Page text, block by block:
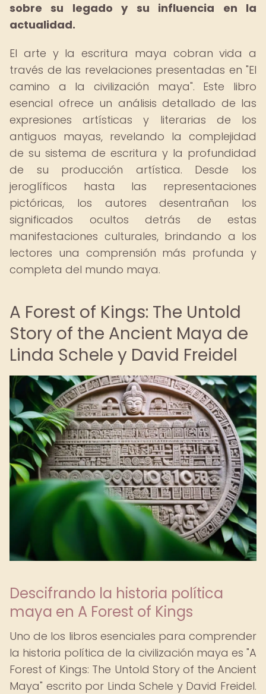
sobre su legado y su influencia en la
actualidad.
El arte y la escritura maya cobran vida a
través de las revelaciones presentadas en "El
camino a la civilización maya". Este libro
esencial ofrece un análisis detallado de las
expresiones artísticas y literarias de los
antiguos mayas, revelando la complejidad
de su sistema de escritura y la profundidad
de su producción artística. Desde los
jeroglíficos hasta las representaciones
pictóricas, los autores desentrañan los
significados ocultos detrás de estas
manifestaciones culturales, brindando a los
lectores una comprensión más profunda y
completa del mundo maya.
A Forest of Kings: The Untold
Story of the Ancient Maya de
Linda Schele y David Freidel
Descifrando la historia política
maya en A Forest of Kings
Uno de los libros esenciales para comprender
la historia política de la civilización maya es "A
Forest of Kings: The Untold Story of the Ancient
Maya" escrito por Linda Schele y David Freidel.